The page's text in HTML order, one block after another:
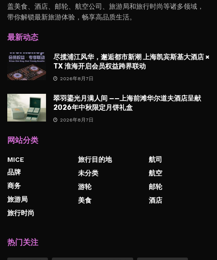
盖美食、酒店、邮轮、航空公司、旅游局和旅行时尚等诸多领域，
带你解锁最新旅游体验，畅享高品质生活。
最新动态
尽揽浦江风华，邂逅都市新潮 上海凯宾斯基大酒店 ×
TX 淮海开启会员权益跨界联动
2026年8月7日
翠羽鎏光月满人间 ——上海前滩华尔道夫酒店呈献
2026年中秋限定月饼礼盒
2026年8月7日
网站分类
MICE
品牌
商务
旅游局
旅行时尚
旅行目的地
未分类
游轮
美食
航司
航空
邮轮
酒店
热门关注